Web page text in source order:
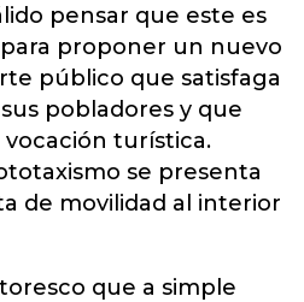
pensar que este es
proponer un nuevo
público que satisfaga
pobladores y que
turística.
se presenta
de movilidad al interior
que a simple